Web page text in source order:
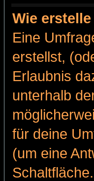
Wie
Eine
erstellst,
Erlaubnis
unterhalb
für deine
(um eine